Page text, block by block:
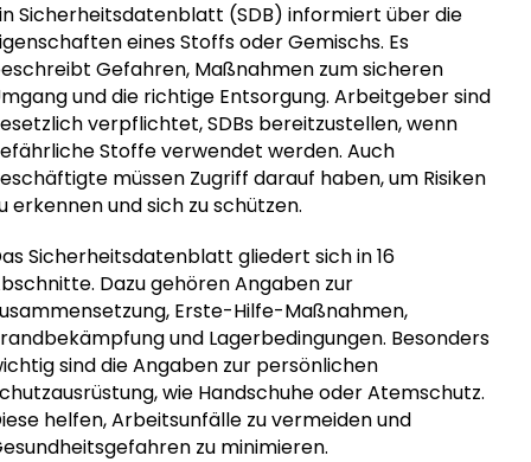
Sicherheitsdatenblatt (SDB) informiert über die
eines Stoffs oder Gemischs. Es
Gefahren, Maßnahmen zum sicheren
und die richtige Entsorgung. Arbeitgeber sind
verpflichtet, SDBs bereitzustellen, wenn
Stoffe verwendet werden. Auch
müssen Zugriff darauf haben, um Risiken
erkennen und sich zu schützen.
Sicherheitsdatenblatt gliedert sich in 16
Dazu gehören Angaben zur
Erste-Hilfe-Maßnahmen,
und Lagerbedingungen. Besonders
sind die Angaben zur persönlichen
wie Handschuhe oder Atemschutz.
helfen, Arbeitsunfälle zu vermeiden und
zu minimieren.